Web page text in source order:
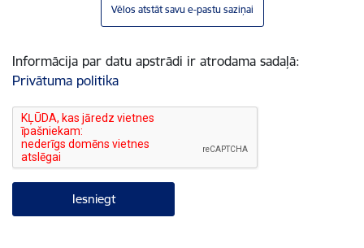
Vēlos atstāt savu e-pastu saziņai
Informācija par datu apstrādi ir atrodama sadaļā:
Privātuma politika